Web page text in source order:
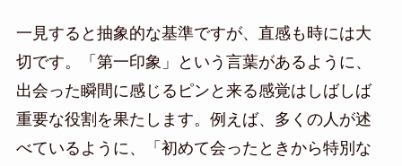
一見すると抽象的な基準ですが、直感も時には大
切です。「第一印象」という言葉があるように、
出会った瞬間に感じるピンと来る感覚はしばしば
重要な役割を果たします。例えば、多くの人が述
べているように、「初めて会ったときから特別な